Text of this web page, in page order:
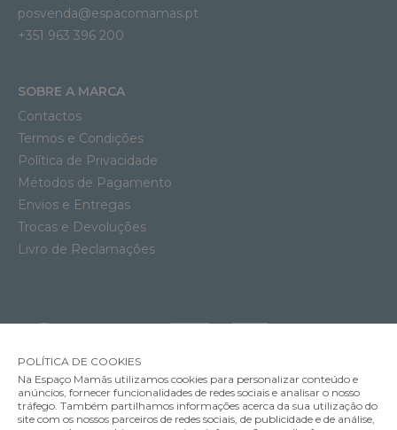
posvenda@espacomamas.pt
+351 963 396 200
SOBRE A MARCA
Contactos
Termos e Condições
Política de Privacidade
Métodos de Pagamento
Envios e Entregas
Trocas e Devoluções
Livro de Reclamações
POLÍTICA DE COOKIES
Na Espaço Mamãs utilizamos cookies para personalizar conteúdo e
anúncios, fornecer funcionalidades de redes sociais e analisar o nosso
tráfego. Também partilhamos informações acerca da sua utilização do
site com os nossos parceiros de redes sociais, de publicidade e de análise,